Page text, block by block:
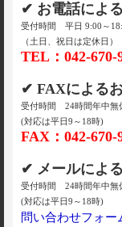
✔ お電話によ
受付時間 平日 9:00～
（土日、祝日は定休日）
TEL：042-670-
✔ FAXによる
受付時間 24時間年中無
(対応は平日9～18時)
FAX：042-670-
✔ メールによ
受付時間 24時間年中無
(対応は平日9～18時)
問い合わせフォー